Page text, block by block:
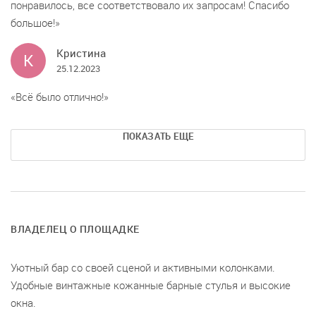
понравилось, все соответствовало их запросам! Спасибо
большое!
К Кристина
25.12.2023
Всё было отлично!
ПОКАЗАТЬ ЕЩЕ
ВЛАДЕЛЕЦ О ПЛОЩАДКЕ
Уютный бар со своей сценой и активными колонками.
Удобные винтажные кожанные барные стулья и высокие
окна.